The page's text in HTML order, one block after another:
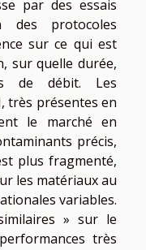
par des essais
des protocoles
sur ce qui est
sur quelle durée,
de débit. Les
très présentes en
le marché en
précis,
plus fragmenté,
les matériaux au
variables.
» sur le
très